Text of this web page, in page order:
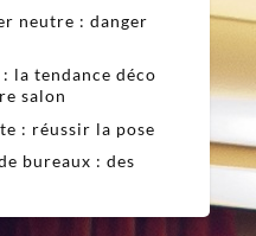
neutre : danger
la tendance déco
salon
: réussir la pose
bureaux : des